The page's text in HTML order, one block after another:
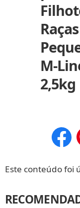
Raças
M-
2,5kg
Este conteúdo foi